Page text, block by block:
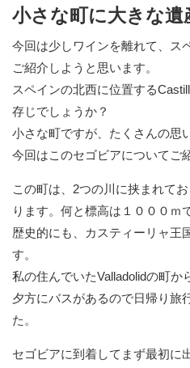
小さな町に大きな
今回は少しワインを離れて、ス
ご紹介しようと思います。
スペインの北西に位置する
存じでしょうか？
小さな町ですが、たくさんの思
今回はこのセゴビアについてご
この町は、2つの川に挟まれて
ります。何と標高は１０００ｍ
歴史的にも、カスティーリャ王
す。
私の住んでいたValladolidの町か
夕方にバスがあるので日帰り旅
た。
セゴビアに到着してまず最初に